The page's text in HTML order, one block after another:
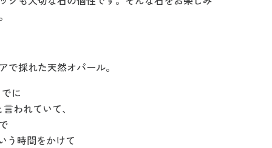
で採れた天然オパール。
に
われていて、
う時間をかけて